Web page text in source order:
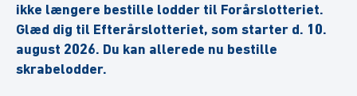
ikke længere bestille lodder til Forårslotteriet.
Glæd dig til Efterårslotteriet, som starter d. 10.
august 2026. Du kan allerede nu bestille
skrabelodder.